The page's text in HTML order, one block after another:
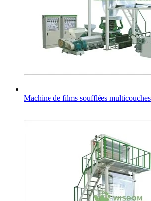
Machine de films soufflées multicouches